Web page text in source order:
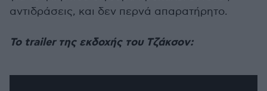
αντιδράσεις, και δεν περνά απαρατήρητο.
Το trailer της εκδοχής του Τζάκσον: